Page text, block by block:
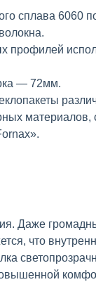
сплава 6060
— 72мм.
Даже
что